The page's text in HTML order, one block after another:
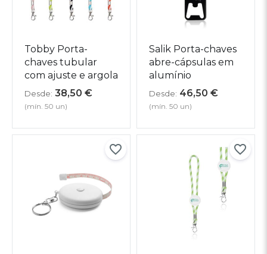
Tobby Porta-
chaves tubular
com ajuste e argola
Desde: 38,50 €
(mín. 50 un)
Salik Porta-chaves
abre-cápsulas em
alumínio
Desde: 46,50 €
(mín. 50 un)